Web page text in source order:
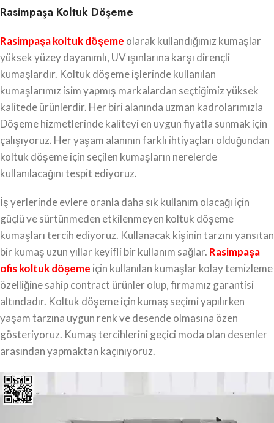
Rasimpaşa Koltuk Döşeme
Rasimpaşa koltuk döşeme olarak kullandığımız kumaşlar
yüksek yüzey dayanımlı, UV ışınlarına karşı dirençli
kumaşlardır. Koltuk döşeme işlerinde kullanılan
kumaşlarımız isim yapmış markalardan seçtiğimiz yüksek
kalitede ürünlerdir. Her biri alanında uzman kadrolarımızla
Döşeme hizmetlerinde kaliteyi en uygun fiyatla sunmak için
çalışıyoruz. Her yaşam alanının farklı ihtiyaçları olduğundan
koltuk döşeme için seçilen kumaşların nerelerde
kullanılacağını tespit ediyoruz.
İş yerlerinde evlere oranla daha sık kullanım olacağı için
güçlü ve sürtünmeden etkilenmeyen koltuk döşeme
kumaşları tercih ediyoruz. Kullanacak kişinin tarzını yansıtan
bir kumaş uzun yıllar keyifli bir kullanım sağlar. Rasimpaşa
ofis koltuk döşeme için kullanılan kumaşlar kolay temizleme
özelliğine sahip contract ürünler olup, firmamız garantisi
altındadır. Koltuk döşeme için kumaş seçimi yapılırken
yaşam tarzına uygun renk ve desende olmasına özen
gösteriyoruz. Kumaş tercihlerini geçici moda olan desenler
arasından yapmaktan kaçınıyoruz.
Video
oynatıcı